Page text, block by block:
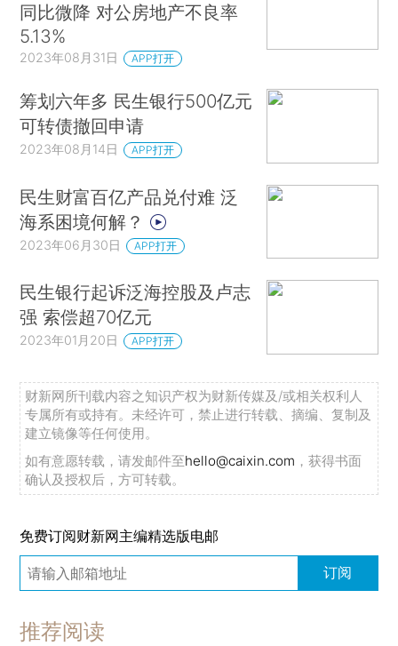
同比微降 对公房地产不良率
5.13%
2023年08月31日 APP打开
筹划六年多 民生银行500亿元
可转债撤回申请
2023年08月14日 APP打开
民生财富百亿产品兑付难 泛
海系困境何解？
2023年06月30日 APP打开
民生银行起诉泛海控股及卢志
强 索偿超70亿元
2023年01月20日 APP打开
财新网所刊载内容之知识产权为财新传媒及/或相关权利人
专属所有或持有。未经许可，禁止进行转载、摘编、复制及
建立镜像等任何使用。
如有意愿转载，请发邮件至hello@caixin.com ，获得书面
确认及授权后，方可转载。
免费订阅财新网主编精选版电邮
订阅
推荐阅读